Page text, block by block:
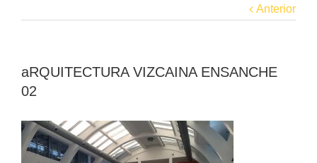
Anterior
aRQUITECTURA VIZCAINA ENSANCHE
02